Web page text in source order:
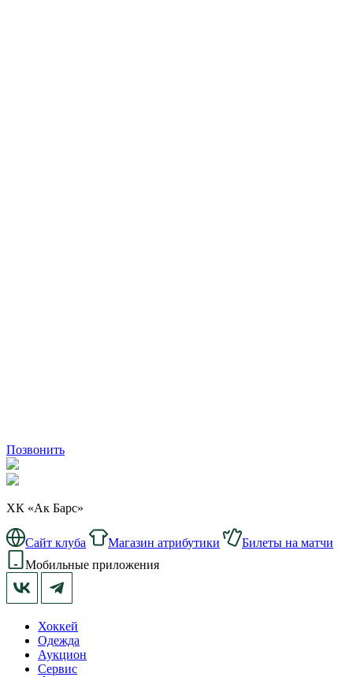
Позвонить
ХК «Ак Барс»
Сайт клуба Магазин атрибутики
Билеты на матчи
Мобильные приложения
Хоккей
Одежда
Аукцион
Сервис